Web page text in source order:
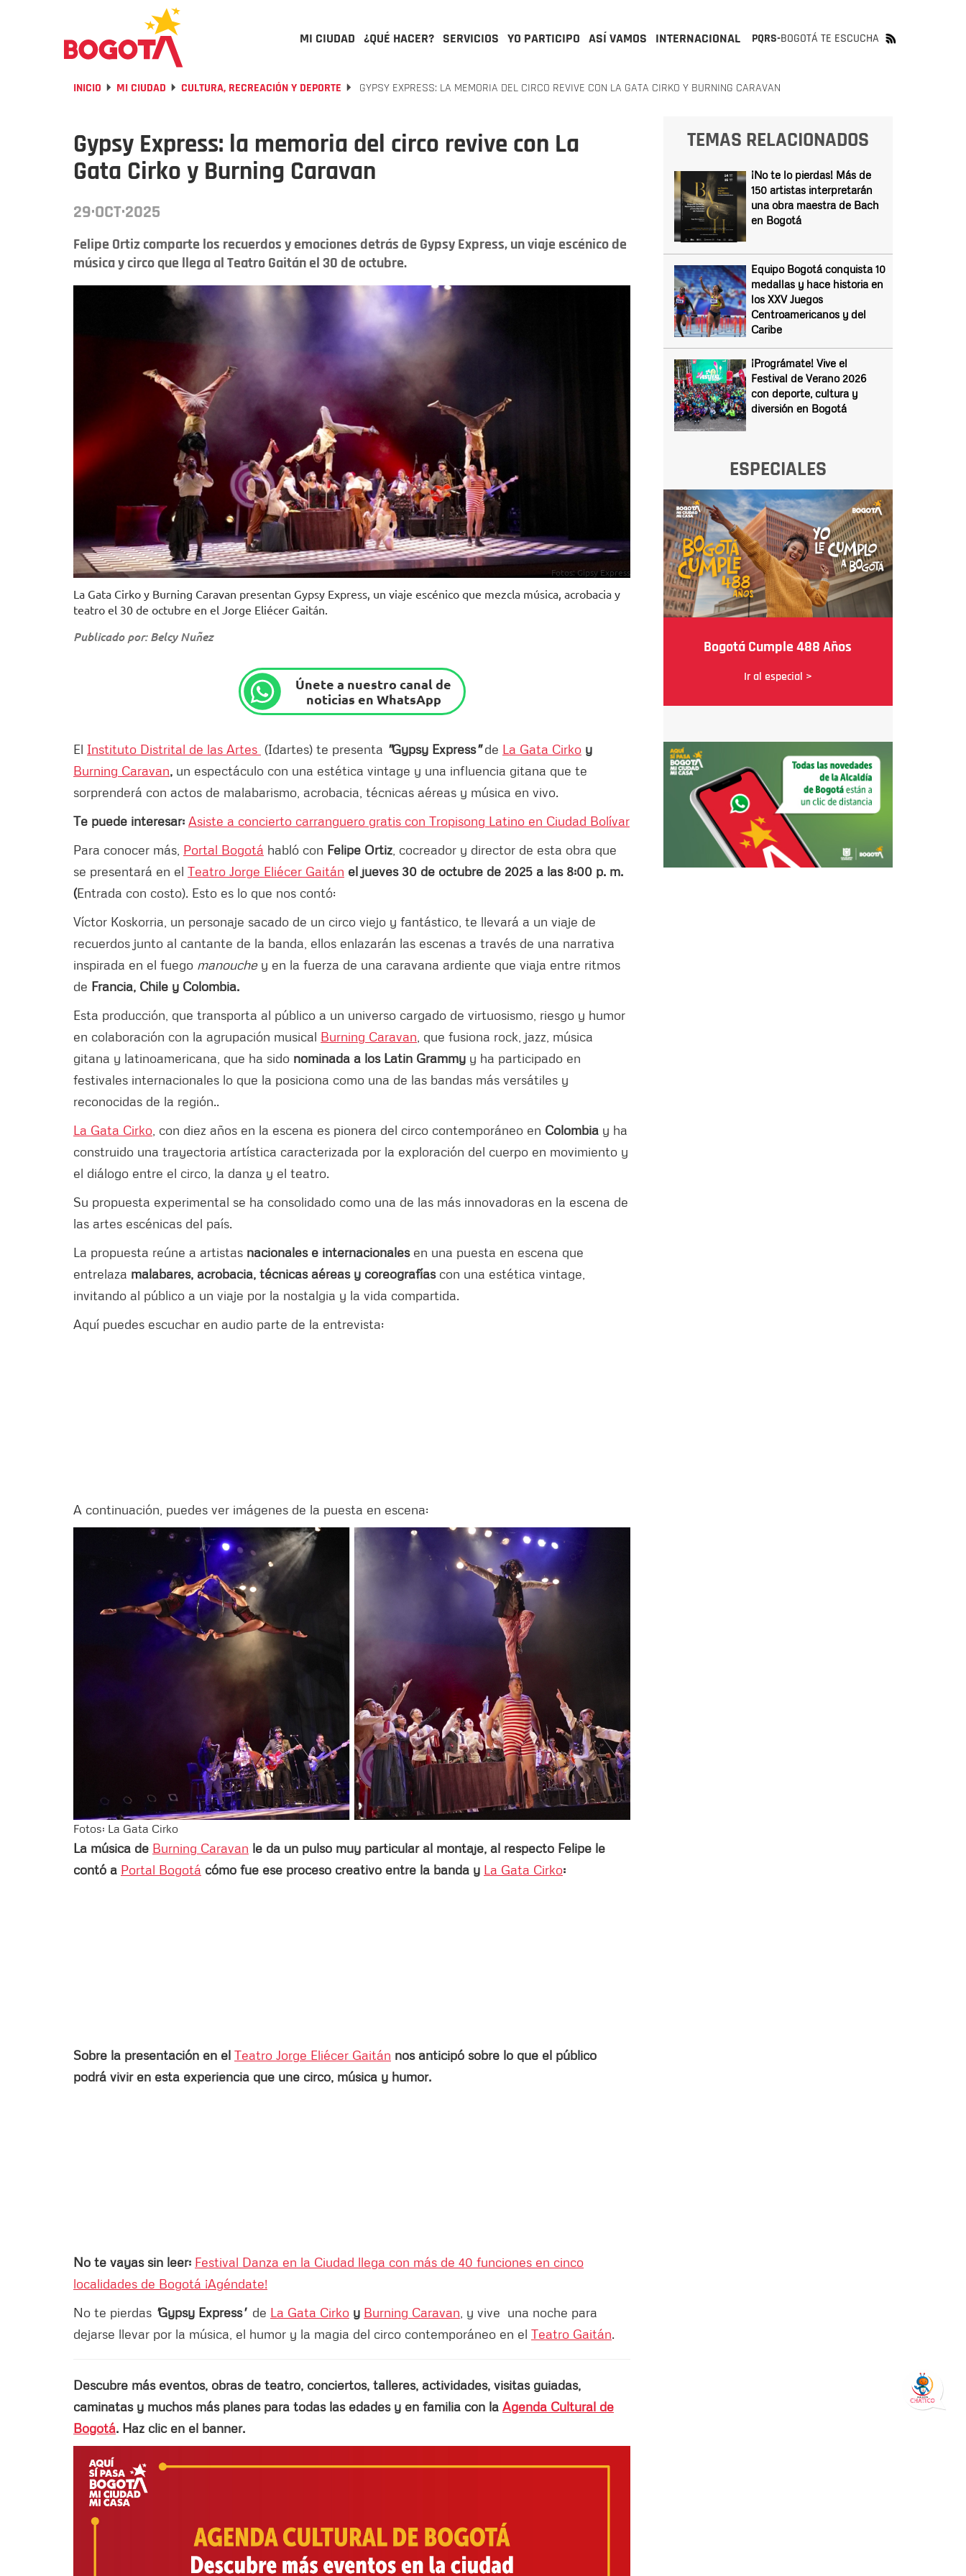
MI CIUDAD ¿QUÉ HACER? SERVICIOS YO PARTICIPO ASÍ VAMOS INTERNACIONAL PQRS-BOGOTÁ TE ESCUCHA
INICIO MI CIUDAD CULTURA, RECREACIÓN Y DEPORTE GYPSY EXPRESS: LA MEMORIA DEL CIRCO REVIVE CON LA GATA CIRKO Y BURNING CARAVAN
Gypsy Express: la memoria del circo revive con La
Gata Cirko y Burning Caravan
29·OCT·2025
Felipe Ortiz comparte los recuerdos y emociones detrás de Gypsy Express, un viaje escénico de
música y circo que llega al Teatro Gaitán el 30 de octubre.
Fotos: Gipsy Express
La Gata Cirko y Burning Caravan presentan Gypsy Express, un viaje escénico que mezcla música, acrobacia y
teatro el 30 de octubre en el Jorge Eliécer Gaitán.
Publicado por: Belcy Nuñez
Únete a nuestro canal de
noticias en WhatsApp
El Instituto Distrital de las Artes (Idartes) te presenta "Gypsy Express"de La Gata Cirko y
Burning Caravan, un espectáculo con una estética vintage y una influencia gitana que te
sorprenderá con actos de malabarismo, acrobacia, técnicas aéreas y música en vivo.
Te puede interesar: Asiste a concierto carranguero gratis con Tropisong Latino en Ciudad Bolívar
Para conocer más, Portal Bogotá habló con Felipe Ortiz , cocreador y director de esta obra que
se presentará en el Teatro Jorge Eliécer Gaitán el jueves 30 de octubre de 2025 a las 8:00 p. m.
(Entrada con costo). Esto es lo que nos contó:
Víctor Koskorria, un personaje sacado de un circo viejo y fantástico, te llevará a un viaje de
recuerdos junto al cantante de la banda, ellos enlazarán las escenas a través de una narrativa
inspirada en el fuego manouchey en la fuerza de una caravana ardiente que viaja entre ritmos
de Francia, Chile y Colombia.
Esta producción, que transporta al público a un universo cargado de virtuosismo, riesgo y humor
en colaboración con la agrupación musical Burning Caravan , que fusiona rock, jazz, música
gitana y latinoamericana, que ha sido nominada a los Latin Grammy y ha participado en
festivales internacionales lo que la posiciona como una de las bandas más versátiles y
reconocidas de la región..
La Gata Cirko , con diez años en la escena es pionera del circo contemporáneo en Colombia y ha
construido una trayectoria artística caracterizada por la exploración del cuerpo en movimiento y
el diálogo entre el circo, la danza y el teatro.
Su propuesta experimental se ha consolidado como una de las más innovadoras en la escena de
las artes escénicas del país.
La propuesta reúne a artistas nacionales e internacionalesen una puesta en escena que
entrelaza malabares, acrobacia, técnicas aéreas y coreografíascon una estética vintage,
invitando al público a un viaje por la nostalgia y la vida compartida.
Aquí puedes escuchar en audio parte de la entrevista:
A continuación, puedes ver imágenes de la puesta en escena:
Fotos: La Gata Cirko
La música de Burning Caravan le da un pulso muy particular al montaje, al respecto Felipe le
contó a Portal Bogotá cómo fue ese proceso creativo entre la banda y La Gata Cirko:
Sobre la presentación en el Teatro Jorge Eliécer Gaitán nos anticipó sobre lo que el público
podrá vivir en esta experiencia que une circo, música y humor.
No te vayas sin leer: Festival Danza en la Ciudad llega con más de 40 funciones en cinco
localidades de Bogotá ¡Agéndate!
No te pierdas 'Gypsy Express'de La Gata Cirko y Burning Caravan , y vive una noche para
dejarse llevar por la música, el humor y la magia del circo contemporáneo en el Teatro Gaitán.
Descubre más eventos, obras de teatro, conciertos, talleres, actividades, visitas guiadas,
caminatas y muchos más planes para todas las edades y en familia con la Agenda Cultural de
Bogotá. Haz clic en el banner.
TEMAS RELACIONADOS
¡No te lo pierdas! Más de
150 artistas interpretarán
una obra maestra de Bach
en Bogotá
Equipo Bogotá conquista 10
medallas y hace historia en
los XXV Juegos
Centroamericanos y del
Caribe
¡Prográmate! Vive el
Festival de Verano 2026
con deporte, cultura y
diversión en Bogotá
ESPECIALES
Bogotá Cumple 488 Años
Ir al especial >